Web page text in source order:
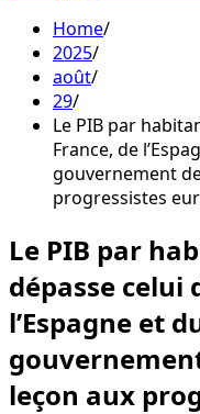
Home
2025
août
29
Le PIB par
France, de
gouvernement
progressistes
Le PIB par
dépasse celui
l’Espagne et
leçon aux